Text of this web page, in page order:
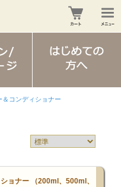
＆コンディショナー
ョナー （200ml、500ml、